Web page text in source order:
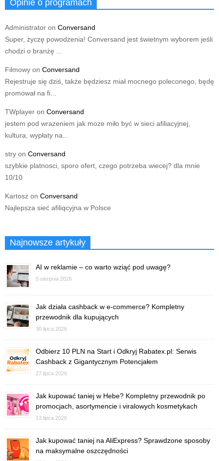
Opinie o programach
Administrator on Conversand
Super, życzę powodzenia! Conversand jest świetnym wyborem jeśli
chodzi o branżę ...
Filmowy on Conversand
Rejestruje się dziś, także będziesz miał mocnego poleconego, będę
promował na fi...
TWplayer on Conversand
jestem pod wrazeniem jak moze miło być w sieci afiliacyjnej,
kultura, wypłaty na...
stry on Conversand
szybkie platnosci, sporo ofert, czego potrzeba wiecej? dla mnie
10/10
Kartosz on Conversand
Najlepsza sieć afiliqcyjna w Polsce
Najnowsze artykuły
AI w reklamie – co warto wziąć pod uwagę?
5 sierpnia 2026
Jak działa cashback w e-commerce? Kompletny
przewodnik dla kupujących
30 lipca 2026
Odbierz 10 PLN na Start i Odkryj Rabatex.pl: Serwis
Cashback z Gigantycznym Potencjałem
27 lipca 2026
Jak kupować taniej w Hebe? Kompletny przewodnik po
promocjach, asortymencie i viralowych kosmetykach
13 lipca 2026
Jak kupować taniej na AliExpress? Sprawdzone sposoby
na maksymalne oszczędności